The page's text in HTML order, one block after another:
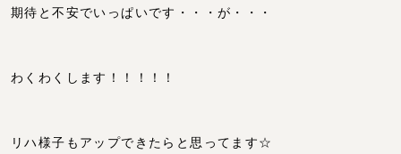
期待と不安でいっぱいです・・・が・・・
わくわくします！！！！！
リハ様子もアップできたらと思ってます☆